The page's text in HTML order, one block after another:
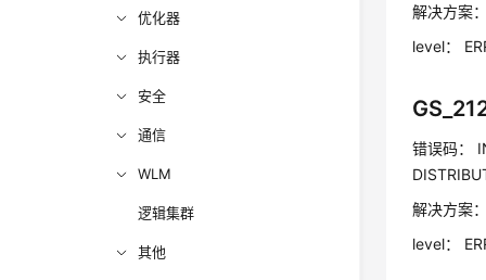
优化器
执行器
安全
通信
WLM
逻辑集群
其他
解决方案
level：
错误码：
解决方案
level：